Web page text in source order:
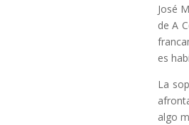
José
de A
es
La
algo